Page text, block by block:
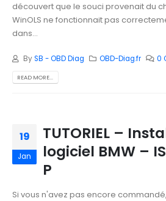
découvert que le souci provenait du
WinOLS ne fonctionnait pas
dans...
BySB - OBD Diag OBD-Diag.fr 0
READ MORE...
19
Jan
TUTORIEL –
logiciel BMW –
P
Si vous n'avez pas encore